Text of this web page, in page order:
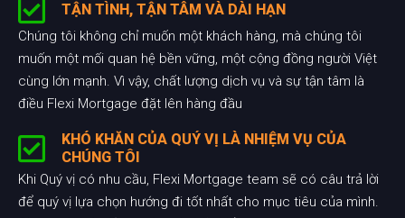
TẬN TÌNH, TẬN TÂM VÀ DÀI HẠN
Chúng tôi không chỉ muốn một khách hàng, mà chúng tôi
muốn một mối quan hệ bền vững, một cộng đồng người Việt
cùng lớn mạnh. Vì vậy, chất lượng dịch vụ và sự tận tâm là
điều Flexi Mortgage đặt lên hàng đầu
KHÓ KHĂN CỦA QUÝ VỊ LÀ NHIỆM VỤ CỦA
CHÚNG TÔI
Khi Quý vị có nhu cầu, Flexi Mortgage team sẽ có câu trả lời
để quý vị lựa chọn hướng đi tốt nhất cho mục tiêu của mình.